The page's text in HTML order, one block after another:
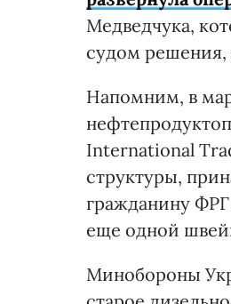
Медведчука,
судом решения,
Напомним, в
International
структуры,
гражданину
еще одной
Минобороны